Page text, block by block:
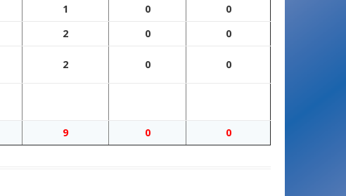
1 0
0
2 0 0
2 0 0
9 0 0